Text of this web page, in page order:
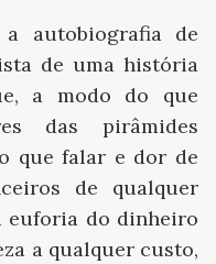
autobiografia de
de uma história
a modo do que
das pirâmides
que falar e dor de
de qualquer
euforia do dinheiro
a qualquer custo,